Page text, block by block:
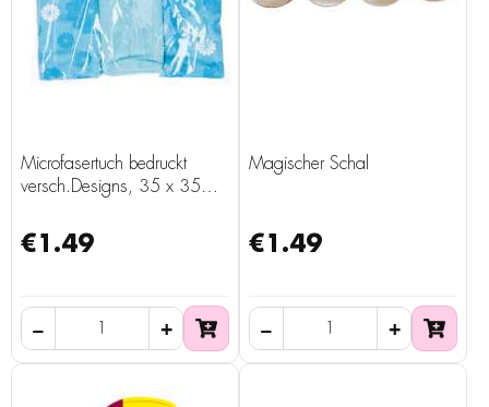
Microfasertuch bedruckt
versch.Designs, 35 x 35
€1.49
Magischer Schal
€1.49